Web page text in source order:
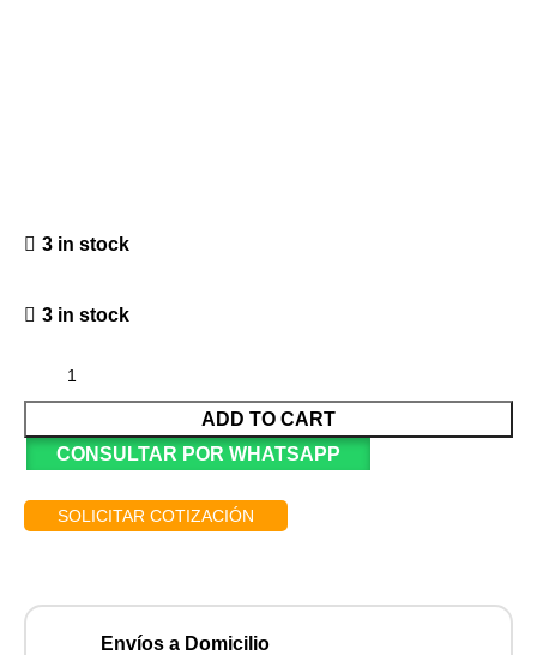
3 in stock
3 in stock
ADD TO CART
CONSULTAR POR WHATSAPP
SOLICITAR COTIZACIÓN
Envíos a Domicilio